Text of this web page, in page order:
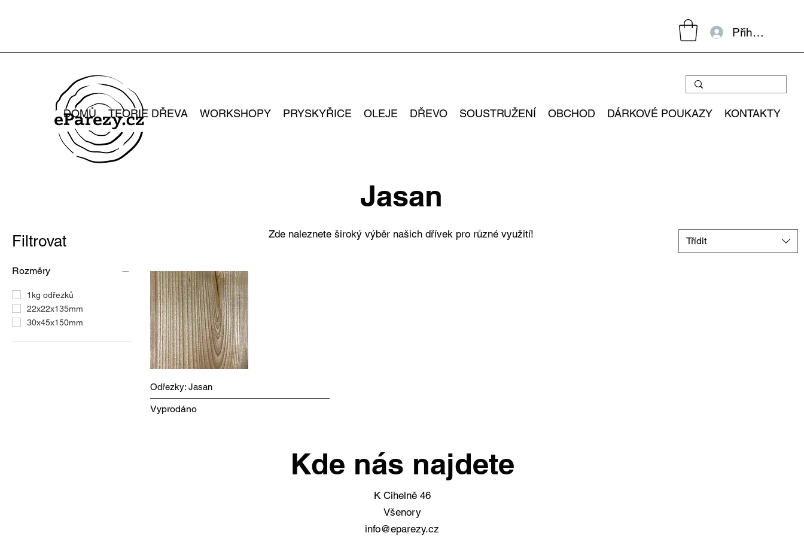
Přihlásit se
DOMŮ TEORIE DŘEVA WORKSHOPY PRYSKYŘICE OLEJE DŘEVO SOUSTRUŽENÍ OBCHOD DÁRKOVÉ POUKAZY KONTAKTY
Jasan
Filtrovat
Rozměry
1kg odřezků
22x22x135mm
30x45x150mm
Třídit
Rychlý náhled
Odřezky: Jasan
Vyprodáno
Zde naleznete široký výběr našich dřívek pro různé využití!
Kde nás najdete
K Cihelně 46
Všenory
info@eparezy.cz